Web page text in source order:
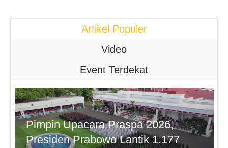
Artikel Populer
Video
Event Terdekat
Pimpin Upacara Praspa 2026,
Presiden Prabowo Lantik 1.177